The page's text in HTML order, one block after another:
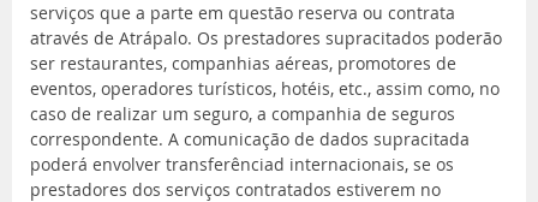
serviços que a parte em questão reserva ou contrata
através de Atrápalo. Os prestadores supracitados poderão
ser restaurantes, companhias aéreas, promotores de
eventos, operadores turísticos, hotéis, etc., assim como, no
caso de realizar um seguro, a companhia de seguros
correspondente. A comunicação de dados supracitada
poderá envolver transferênciad internacionais, se os
prestadores dos serviços contratados estiverem no